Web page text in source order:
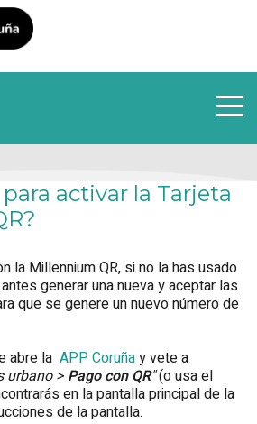
activar la Tarjeta
la Millennium QR, si no la has usado
generar una nueva y aceptar las
que se genere un nuevo número de
abre la APP Coruñay vete a
urbano > Pago con QR"(o usa el
en la pantalla principal de la
de la pantalla.